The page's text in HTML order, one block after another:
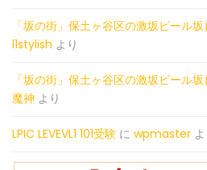
「坂の街」保土ヶ谷区の激坂ビール坂
l1stylish より
「坂の街」保土ヶ谷区の激坂ビール坂
魔神 より
LPIC LEVEVL1 101受験 に wpmaster